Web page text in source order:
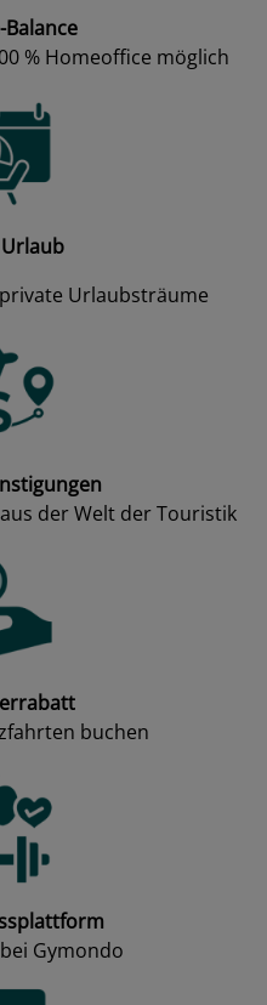
% Homeoffice möglich
Urlaubsträume
der Welt der Touristik
buchen
Gymondo